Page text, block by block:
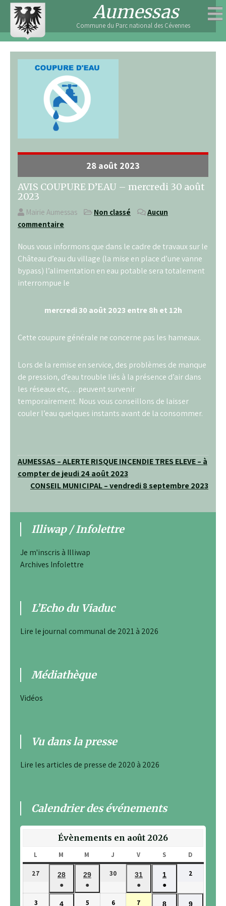
Skip
content
Aumessas
Commune du Parc national des Cévennes
28 août 2023
AVIS COUPURE D’EAU – mercredi 30 août
2023
Mairie Aumessas Non classé
Aucun
commentaire
Nous vous informons que dans le cadre de travaux sur le
Château d’eau du village (la mise en place d’une vanne
bypass) l’alimentation en eau potable sera totalement
interrompue le
mercredi 30 août 2023 entre 8h et 12h
Cette coupure générale ne concerne pas les hameaux.
Lors de la remise en service, des problèmes de manque
de pression, d’eau trouble liés à la présence d’air dans
les réseaux etc,…peuvent survenir
temporairement. Nous vous conseillons de laisser
couler l’eau quelques instants avant de la consommer.
Navigation
de
l’article
AUMESSAS – ALERTE RISQUE INCENDIE TRES ELEVE – à
compter de jeudi 24 août 2023
CONSEIL MUNICIPAL – vendredi 8 septembre 2023
Illiwap / Infolettre
Je m'inscris à Illiwap
Archives Infolettre
L’Echo du Viaduc
Lire le journal communal de 2021 à 2026
Médiathèque
Vidéos
Vu dans la presse
Lire les articles de presse de 2020 à 2026
Calendrier des événements
Évènements en août 2026
L M MARDIM MERCREDI
J V VENDREDI
S SAMEDID
27
2026
28
●
(1
29
●
(1
30
2026
31
●
(1
1
●
(1
2
2026
3
4 5 6 7 8 9